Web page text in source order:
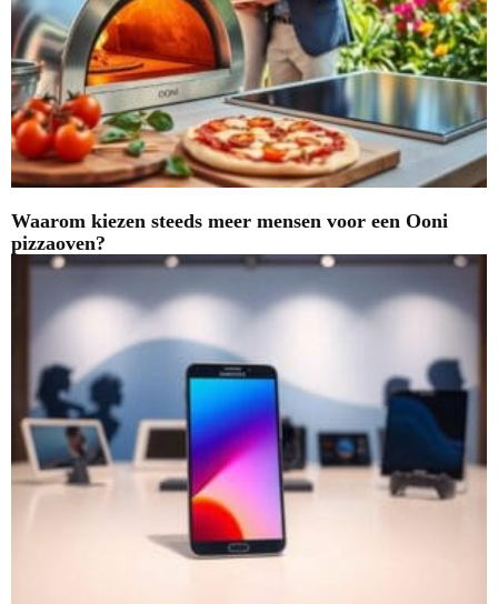
Waarom kiezen steeds meer mensen voor een Ooni
pizzaoven?